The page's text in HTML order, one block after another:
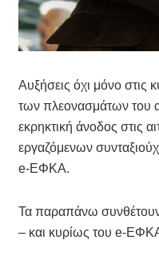
Αυξήσεις όχι μόνο στις
των πλεονασμάτων του
εκρηκτική άνοδος στις
εργαζόμενων
e-ΕΦΚΑ.
Τα παραπάνω συνθέτουν
– και κυρίως του e-